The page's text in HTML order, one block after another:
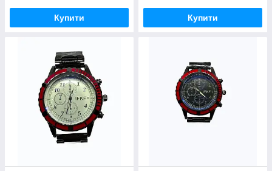
Купити Купити